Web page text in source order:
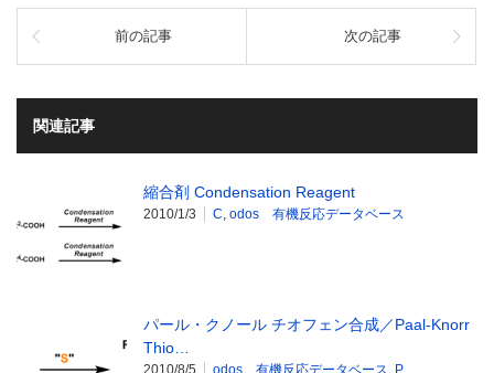
前の記事 次の記事
関連記事
縮合剤 Condensation Reagent
2010/1/3 C, odos 有機反応データベース
パール・クノール チオフェン合成／Paal-Knorr
Thio…